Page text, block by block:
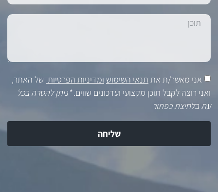
אני מאשר/ת את תנאי השימוש ומדיניות הפרטיות של האתר,
ואני רוצה לקבל תוכן מקצועי ועדכונים שווים.*ניתן להסרה בכל
עת בלחיצת כפתור
שליחה